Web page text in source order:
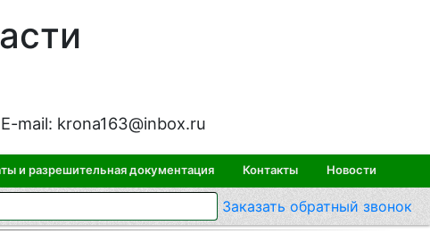
E-mail: krona163@inbox.ru
и разрешительная документация Контакты Новости
Заказать обратный звонок